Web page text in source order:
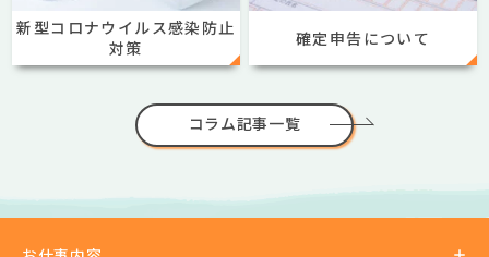
新型コロナウイルス感染防止
対策
確定申告について
コラム記事一覧